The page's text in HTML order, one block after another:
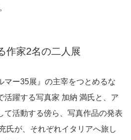
作家2名の二人展
マー35展』の主宰をつとめるな
活躍する写真家 加納 満氏と、ア
て活動する傍ら、写真作品の発表
氏が、それぞれイタリアへ旅し